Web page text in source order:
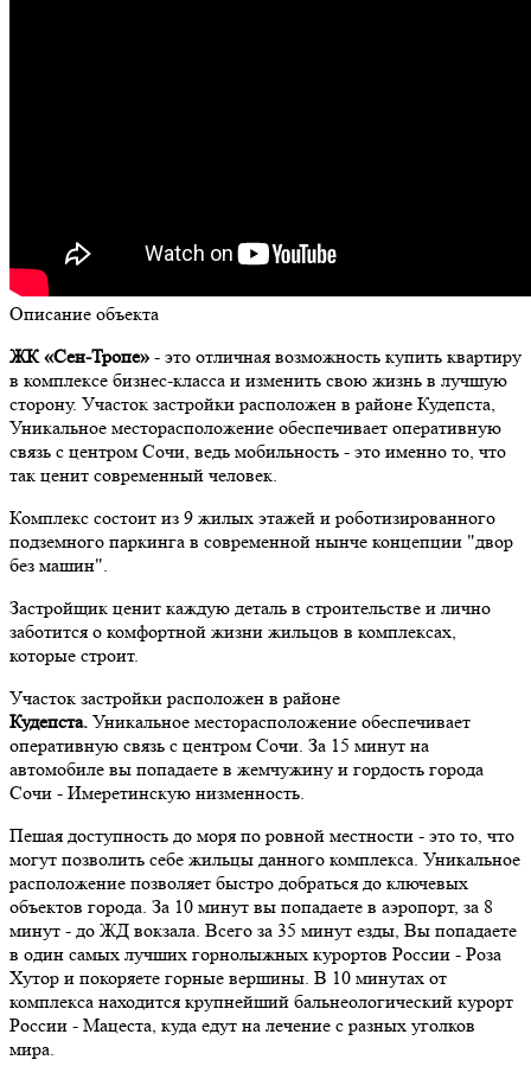
Описание объекта
ЖК «Сен-Тропе» - это отличная возможность купить квартиру
в комплексе бизнес-класса и изменить свою жизнь в лучшую
сторону. Участок застройки расположен в районе Кудепста,
Уникальное месторасположение обеспечивает оперативную
связь с центром Сочи, ведь мобильность - это именно то, что
так ценит современный человек.
Комплекс состоит из 9 жилых этажей и роботизированного
подземного паркинга в современной нынче концепции "двор
без машин".
Застройщик ценит каждую деталь в строительстве и лично
заботится о комфортной жизни жильцов в комплексах,
которые строит.
Участок застройки расположен в районе
Кудепста. Уникальное месторасположение обеспечивает
оперативную связь с центром Сочи. За 15 минут на
автомобиле вы попадаете в жемчужину и гордость города
Сочи - Имеретинскую низменность.
Пешая доступность до моря по ровной местности - это то, что
могут позволить себе жильцы данного комплекса. Уникальное
расположение позволяет быстро добраться до ключевых
объектов города. За 10 минут вы попадаете в аэропорт, за 8
минут - до ЖД вокзала. Всего за 35 минут езды, Вы попадаете
в один самых лучших горнолыжных курортов России - Роза
Хутор и покоряете горные вершины. В 10 минутах от
комплекса находится крупнейший бальнеологический курорт
России - Мацеста, куда едут на лечение с разных уголков
мира.